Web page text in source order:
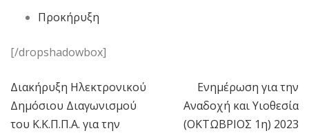
Προκήρυξη
[/dropshadowbox]
Πλοήγηση
άρθρων
Διακήρυξη Ηλεκτρονικού
Δημόσιου Διαγωνισμού
του Κ.Κ.Π.Π.Α. για την
Ενημέρωση για την
Αναδοχή και Υιοθεσία
(ΟΚΤΩΒΡΙΟΣ 1η) 2023